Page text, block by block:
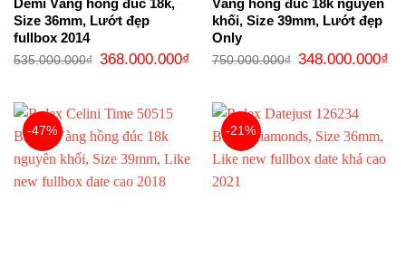
Size 36mm, Lướt đẹp
fullbox 2014
535.000.000₫
Giá
gốc
368.000.000₫Giá
368.000.000₫.
khối, Size 39mm, Lướt đẹp
Only
750.000.000₫
Giá
gốc
348.000.000₫
-47% -21%